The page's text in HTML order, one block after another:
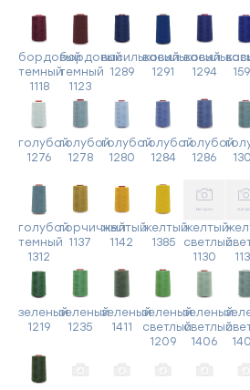
бордовый
темный
1118
бордовый
темный
1123
васильковый
1289
васильковый
1291
1294
голубой
1276
голубой
1278
голубой
1280
голубой
1284
голубой
1286
голубой
темный
1312
горчичный
1137
желтый
1142
желтый
1385
желтый
светлый
1130
зеленый
1219
зеленый
1235
зеленый
1411
зеленый
светлый
1209
зеленый
светлый
1406